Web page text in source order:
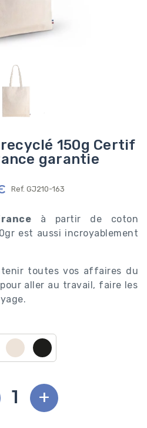
150g Certif
garantie
Ref. GJ210-163
à partir de coton
est aussi incroyablement
toutes vos affaires du
aller au travail, faire les
+